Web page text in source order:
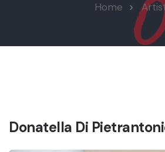
Home
Donatella Di